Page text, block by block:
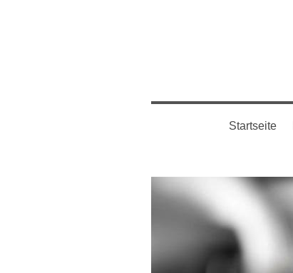
Startseite